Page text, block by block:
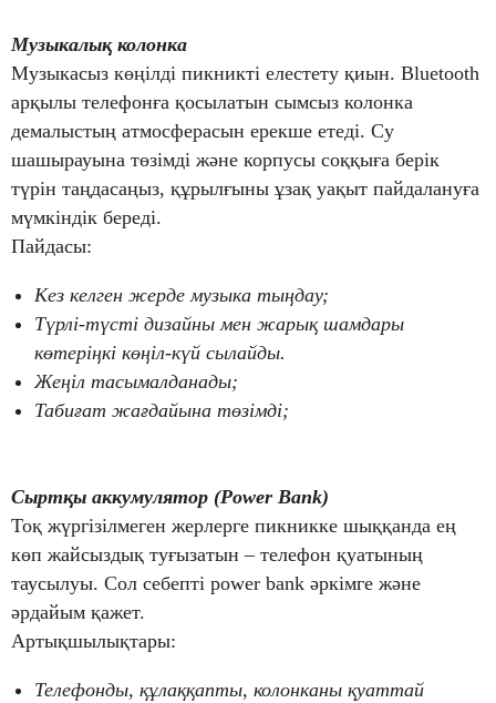
Музыкалық колонка
Музыкасыз көңілді пикникті елестету қиын. Bluetooth
арқылы телефонға қосылатын сымсыз колонка
демалыстың атмосферасын ерекше етеді. Су
шашырауына төзімді және корпусы соққыға берік
түрін таңдасаңыз, құрылғыны ұзақ уақыт пайдалануға
мүмкіндік береді.
Пайдасы:
Кез келген жерде музыка тыңдау;
Түрлі-түсті дизайны мен жарық шамдары
көтеріңкі көңіл-күй сылайды.
Жеңіл тасымалданады;
Табиғат жағдайына төзімді;
Сыртқы аккумулятор (Power Bank)
Тоқ жүргізілмеген жерлерге пикникке шыққанда ең
көп жайсыздық туғызатын – телефон қуатының
таусылуы. Сол себепті power bank әркімге және
әрдайым қажет.
Артықшылықтары:
Телефонды, құлаққапты, колонканы қуаттай